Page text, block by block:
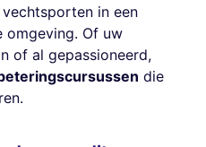
in een
omgeving. Of uw
of al gepassioneerd,
die